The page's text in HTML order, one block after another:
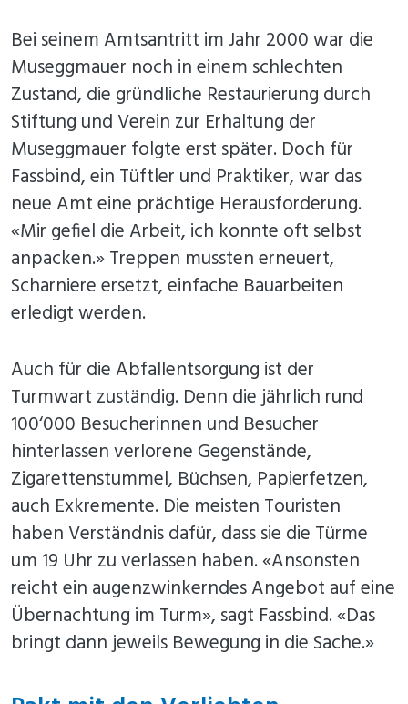
Bei seinem Amtsantritt im Jahr 2000 war die
Museggmauer noch in einem schlechten
Zustand, die gründliche Restaurierung durch
Stiftung und Verein zur Erhaltung der
Museggmauer folgte erst später. Doch für
Fassbind, ein Tüftler und Praktiker, war das
neue Amt eine prächtige Herausforderung.
«Mir gefiel die Arbeit, ich konnte oft selbst
anpacken.» Treppen mussten erneuert,
Scharniere ersetzt, einfache Bauarbeiten
erledigt werden.
Auch für die Abfallentsorgung ist der
Turmwart zuständig. Denn die jährlich rund
100‘000 Besucherinnen und Besucher
hinterlassen verlorene Gegenstände,
Zigarettenstummel, Büchsen, Papierfetzen,
auch Exkremente. Die meisten Touristen
haben Verständnis dafür, dass sie die Türme
um 19 Uhr zu verlassen haben. «Ansonsten
reicht ein augenzwinkerndes Angebot auf eine
Übernachtung im Turm», sagt Fassbind. «Das
bringt dann jeweils Bewegung in die Sache.»